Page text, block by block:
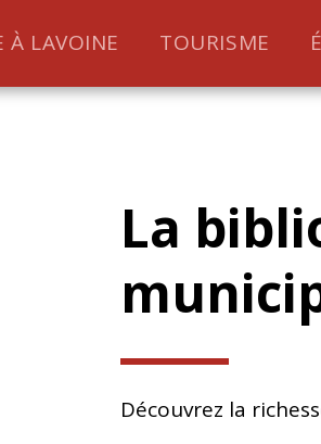
À LAVOINE TOURISME
La
Découvrez la